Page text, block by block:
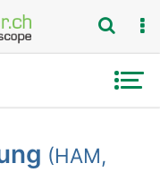
(HAM,